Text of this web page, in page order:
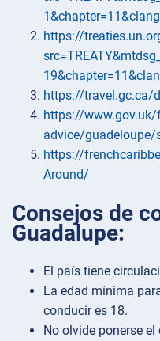
https://
https://travel.gc.ca/
https://www.gov.uk/
advice/guadeloupe/
https://
Around/
Consejos de
Guadalupe:
El país tiene
La edad mínima
conducir es 18.
No olvide ponerse